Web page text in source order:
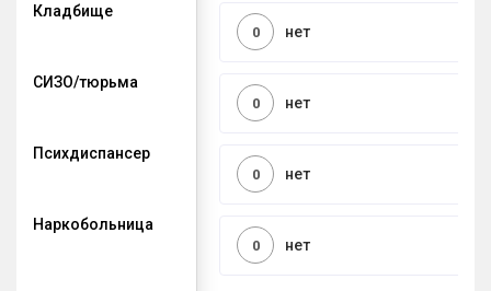
Кладбище
нет
0
СИЗО/тюрьма
нет
0
Психдиспансер
нет
0
Наркобольница
нет
0